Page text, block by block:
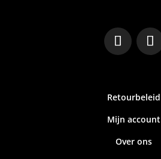
Retourbeleid
Mijn account
Over ons